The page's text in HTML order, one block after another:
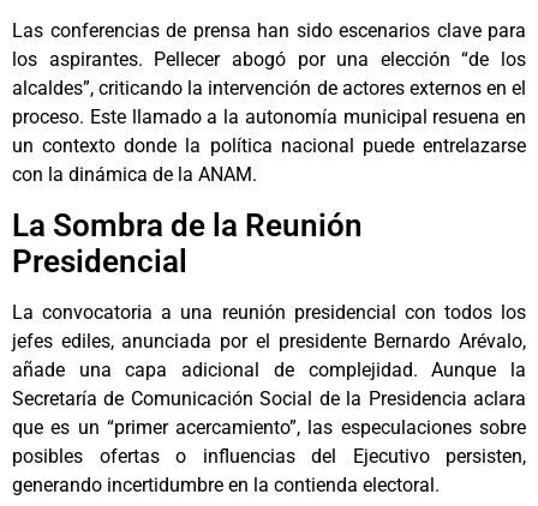
Las conferencias de prensa han sido escenarios clave para
los aspirantes. Pellecer abogó por una elección “de los
alcaldes”, criticando la intervención de actores externos en el
proceso. Este llamado a la autonomía municipal resuena en
un contexto donde la política nacional puede entrelazarse
con la dinámica de la ANAM.
La Sombra de la Reunión
Presidencial
La convocatoria a una reunión presidencial con todos los
jefes ediles, anunciada por el presidente Bernardo Arévalo,
añade una capa adicional de complejidad. Aunque la
Secretaría de Comunicación Social de la Presidencia aclara
que es un “primer acercamiento”, las especulaciones sobre
posibles ofertas o influencias del Ejecutivo persisten,
generando incertidumbre en la contienda electoral.